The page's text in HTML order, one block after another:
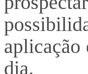
aplicação
dia.